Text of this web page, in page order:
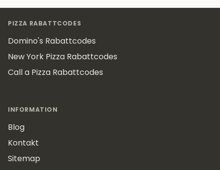
PIZZA RABATTCODES
Domino's Rabattcodes
New York Pizza Rabattcodes
Call a Pizza Rabattcodes
INFORMATION
Blog
Kontakt
Sitemap